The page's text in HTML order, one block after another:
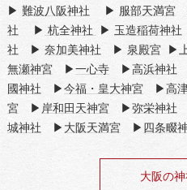
▶ 難波八阪神社 ▶ 服部天満宮
社 ▶ 杭全神社 ▶ 玉造稲荷神社
社 ▶ 奈加美神社 ▶ 泉殿宮▶
無瀬神宮▶ 一心寺▶ 高浜神社
國神社 ▶ 今福・皇大神宮▶ 高
宮▶ 岸和田天神宮▶ 弥栄神社
城神社 ▶ 大阪天満宮▶ 四条畷
大阪の